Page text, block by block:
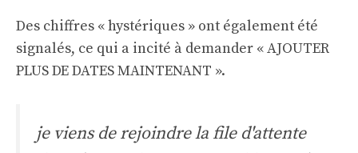
Des chiffres « hystériques » ont également été
signalés, ce qui a incité à demander « AJOUTER
PLUS DE DATES MAINTENANT ».
je viens de rejoindre la file d'attente